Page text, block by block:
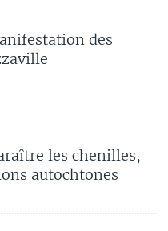
des
les chenilles,
autochtones